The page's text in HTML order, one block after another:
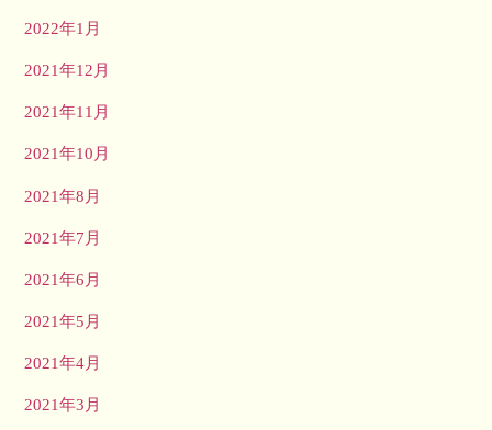
2022年1月
2021年12月
2021年11月
2021年10月
2021年8月
2021年7月
2021年6月
2021年5月
2021年4月
2021年3月